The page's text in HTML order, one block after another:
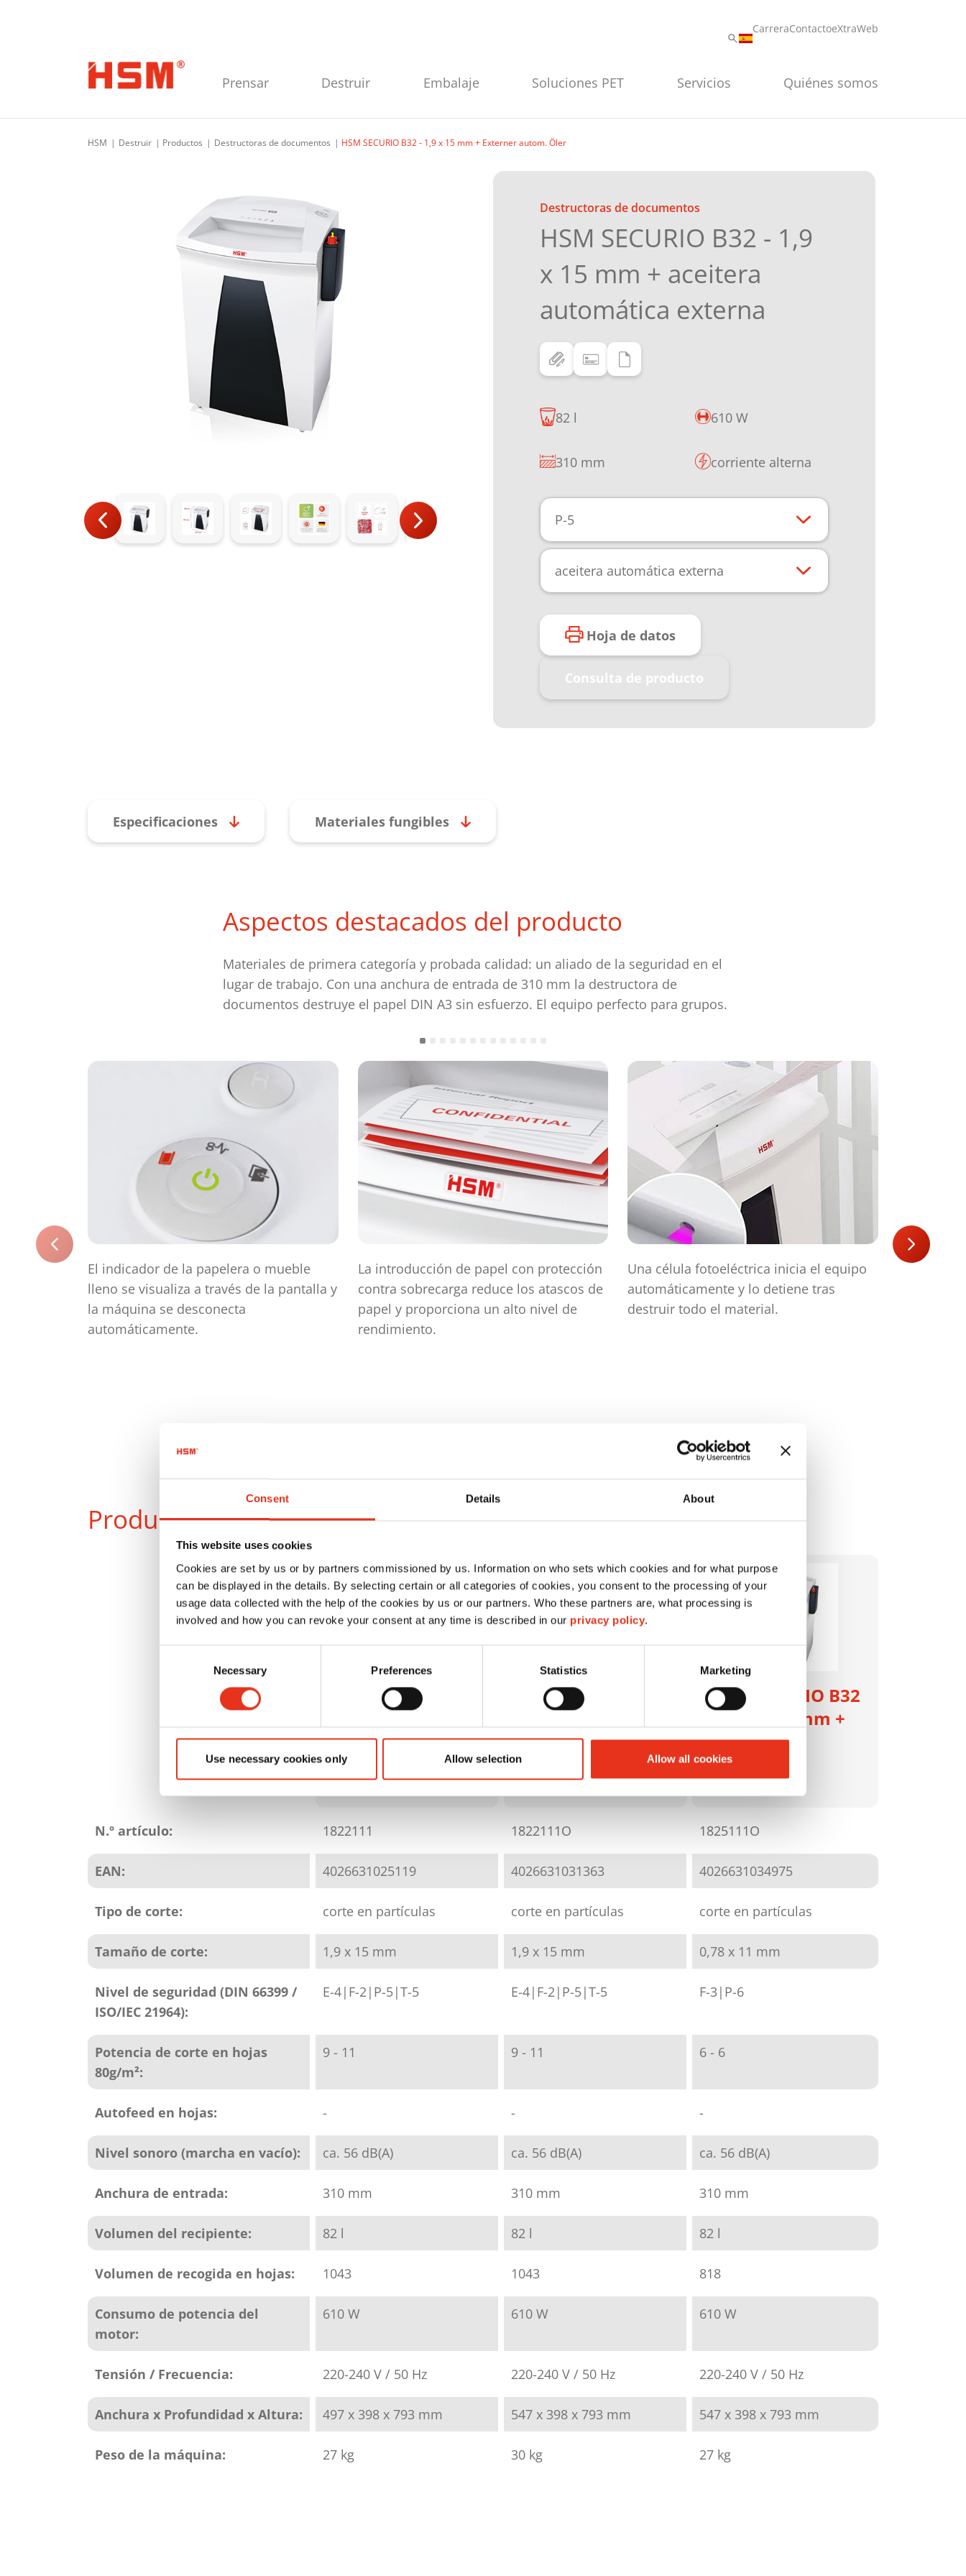
Consent Details About
This website uses cookies
Cookies are set by us or by partners commissioned by us. Information on who sets which cookies and for what purpose
can be displayed in the details. By selecting certain or all categories of cookies, you consent to the processing of your
usage data collected with the help of the cookies by us or our partners. Who these partners are, what processing is
involved and how you can revoke your consent at any time is described in our privacy policy.
Necessary Preferences Statistics Marketing
Use necessary cookies only Allow selection Allow all cookies
CarreraContactoeXtraWeb
Prensar Destruir Embalaje Soluciones PET Servicios Quiénes somos
HSM Destruir Productos Destructoras de documentos HSM SECURIO B32 - 1,9 x 15 mm + Externer autom. Öler
Destructoras de documentos
HSM SECURIO B32 - 1,9
x 15 mm + aceitera
automática externa
82 l 610 W
310 mm corriente alterna
P-5
aceitera automática externa
Hoja de datos
Consulta de producto
Especificaciones Materiales fungibles
Aspectos destacados del producto
Materiales de primera categoría y probada calidad: un aliado de la seguridad en el
lugar de trabajo. Con una anchura de entrada de 310 mm la destructora de
documentos destruye el papel DIN A3 sin esfuerzo. El equipo perfecto para grupos.
El indicador de la papelera o mueble
lleno se visualiza a través de la pantalla y
la máquina se desconecta
automáticamente.
La introducción de papel con protección
contra sobrecarga reduce los atascos de
papel y proporciona un alto nivel de
rendimiento.
Una célula fotoeléctrica inicia el equipo
automáticamente y lo detiene tras
destruir todo el material.
El equipo
Productosen comparación
del
producto
HSM SECURIO
B32 - 1,9 x 15 mm
HSM SECURIO
B32 - 1,9 x 15 mm
+ aceitera
automática
externa
HSM SECURIO B32
- 0,78 x 11 mm +
aceitera
automática
N.º artículo: 1822111 1822111O 1825111O
EAN: 4026631025119 4026631031363 4026631034975
Tipo de corte: corte en partículas corte en partículas corte en partículas
Tamaño de corte: 1,9 x 15 mm 1,9 x 15 mm 0,78 x 11 mm
Nivel de seguridad (DIN 66399 /
ISO/IEC 21964):
E-4|F-2|P-5|T-5 E-4|F-2|P-5|T-5 F-3|P-6
Potencia de corte en hojas
80g/m²:
9 - 11 9 - 11 6 - 6
Autofeed en hojas: - - -
Nivel sonoro (marcha en vacío): ca. 56 dB(A) ca. 56 dB(A) ca. 56 dB(A)
Anchura de entrada: 310 mm 310 mm 310 mm
Volumen del recipiente: 82 l 82 l 82 l
Volumen de recogida en hojas: 1043 1043 818
Consumo de potencia del
motor:
610 W 610 W 610 W
Tensión / Frecuencia: 220-240 V / 50 Hz 220-240 V / 50 Hz 220-240 V / 50 Hz
Anchura x Profundidad x Altura: 497 x 398 x 793 mm 547 x 398 x 793 mm 547 x 398 x 793 mm
Peso de la máquina: 27 kg 30 kg 27 kg